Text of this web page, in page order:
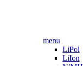
menu
LiPol
LiIon